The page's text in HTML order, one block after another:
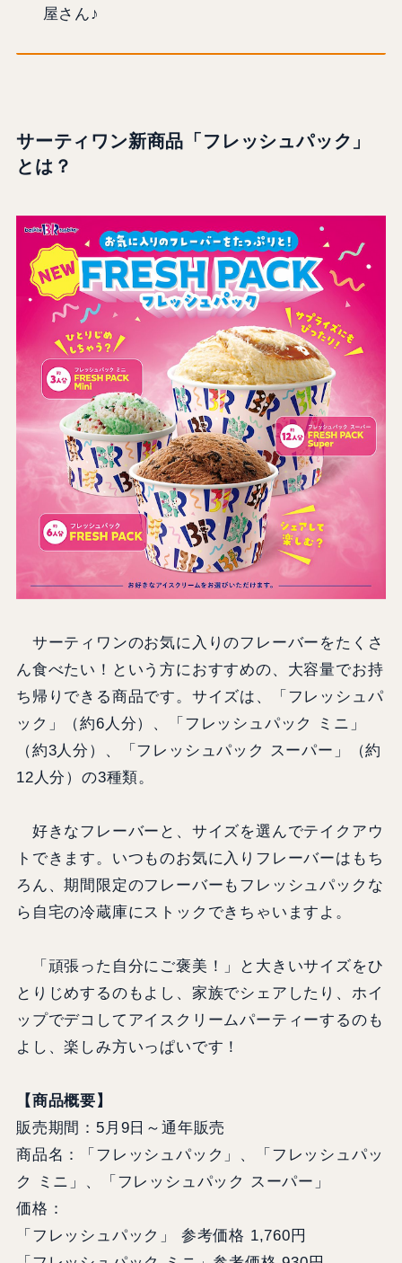
屋さん♪
サーティワン新商品「フレッシュパック」
とは？
サーティワンのお気に入りのフレーバーをたくさ
ん食べたい！という方におすすめの、大容量でお持
ち帰りできる商品です。サイズは、「フレッシュパ
ック」（約6人分）、「フレッシュパック ミニ」
（約3人分）、「フレッシュパック スーパー」（約
12人分）の3種類。
好きなフレーバーと、サイズを選んでテイクアウ
トできます。いつものお気に入りフレーバーはもち
ろん、期間限定のフレーバーもフレッシュパックな
ら自宅の冷蔵庫にストックできちゃいますよ。
「頑張った自分にご褒美！」と大きいサイズをひ
とりじめするのもよし、家族でシェアしたり、ホイ
ップでデコしてアイスクリームパーティーするのも
よし、楽しみ方いっぱいです！
【商品概要】
販売期間：5月9日～通年販売
商品名：「フレッシュパック」、「フレッシュパッ
ク ミニ」、「フレッシュパック スーパー」
価格：
「フレッシュパック」 参考価格 1,760円